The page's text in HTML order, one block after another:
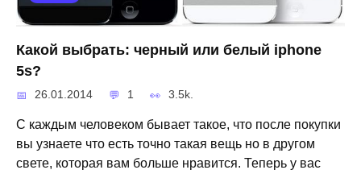
Какой выбрать: черный или белый iphone
5s?
26.01.2014 1 3.5k.
С каждым человеком бывает такое, что после покупки
вы узнаете что есть точно такая вещь но в другом
свете, которая вам больше нравится. Теперь у вас